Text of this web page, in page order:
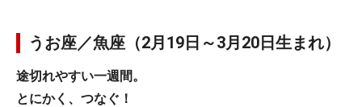
うお座／魚座（2月19日～3月20日生まれ）
途切れやすい一週間。
とにかく、つなぐ！